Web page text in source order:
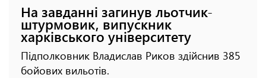
На завданні загинув льотчик-
штурмовик, випускник
харківського університету
Підполковник Владислав Риков здійснив 385
бойових вильотів.